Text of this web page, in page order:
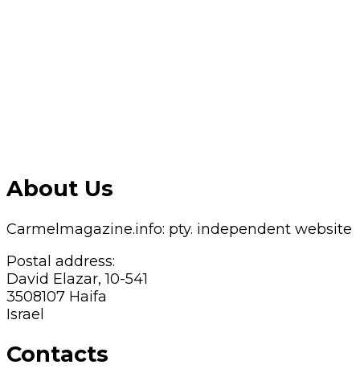
About Us
Carmelmagazine.info: pty. independent website
Postal address:
David Elazar, 10-541
3508107 Haifa
Israel
Contacts